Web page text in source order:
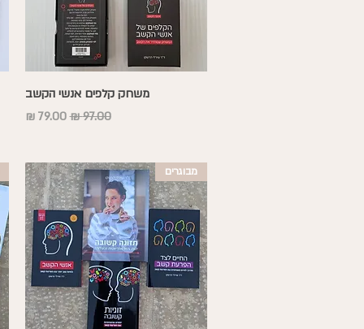
תצוגה מהירה
משחק קלפים אנשי הקשב
מחיר רגיל‏97.00 ‏₪ מחיר מבצע‏79.00 ‏₪
מבוגרים